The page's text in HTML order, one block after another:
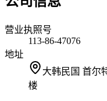
营业执照号
113-86-47076
地址
大韩民国 首尔
楼